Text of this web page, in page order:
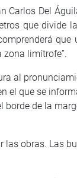
Carlos Del
que divide
limítrofe”.
al
el que se
de la
las obras. Las